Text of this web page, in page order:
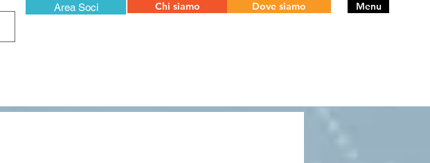
Area Soci Chi siamo Dove siamo Menu